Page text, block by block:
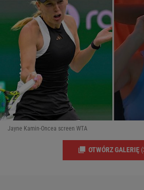
Jayne Kamin-Oncea screen WTA
OTWÓRZ GALERIĘ